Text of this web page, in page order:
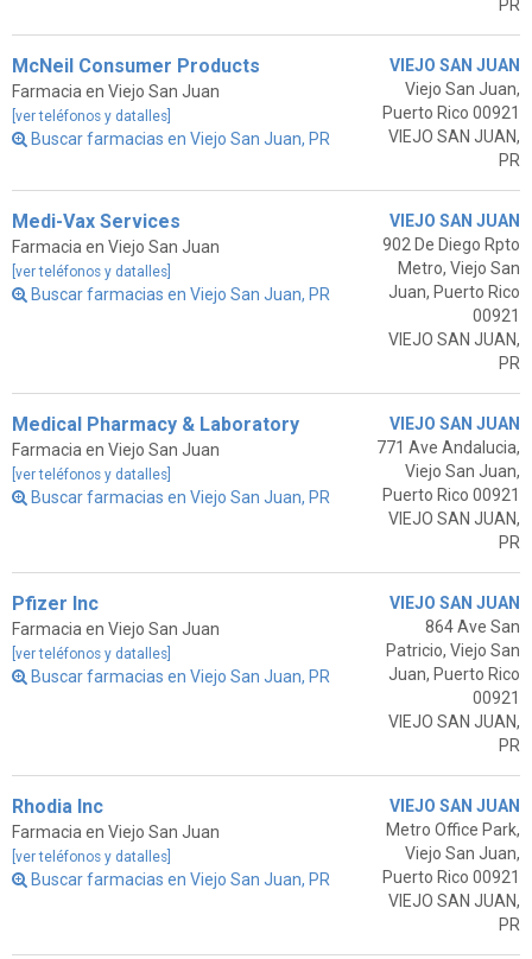
PR
McNeil Consumer Products
Farmacia en Viejo San Juan
[ver teléfonos y datalles]
Buscar farmacias en Viejo San Juan, PR
VIEJO SAN JUAN
Viejo San Juan,
Puerto Rico 00921
VIEJO SAN JUAN,
PR
Medi-Vax Services
Farmacia en Viejo San Juan
[ver teléfonos y datalles]
Buscar farmacias en Viejo San Juan, PR
VIEJO SAN JUAN
902 De Diego Rpto
Metro, Viejo San
Juan, Puerto Rico
00921
VIEJO SAN JUAN,
PR
Medical Pharmacy & Laboratory
Farmacia en Viejo San Juan
[ver teléfonos y datalles]
Buscar farmacias en Viejo San Juan, PR
VIEJO SAN JUAN
771 Ave Andalucia,
Viejo San Juan,
Puerto Rico 00921
VIEJO SAN JUAN,
PR
Pfizer Inc
Farmacia en Viejo San Juan
[ver teléfonos y datalles]
Buscar farmacias en Viejo San Juan, PR
VIEJO SAN JUAN
864 Ave San
Patricio, Viejo San
Juan, Puerto Rico
00921
VIEJO SAN JUAN,
PR
Rhodia Inc
Farmacia en Viejo San Juan
[ver teléfonos y datalles]
Buscar farmacias en Viejo San Juan, PR
VIEJO SAN JUAN
Metro Office Park,
Viejo San Juan,
Puerto Rico 00921
VIEJO SAN JUAN,
PR